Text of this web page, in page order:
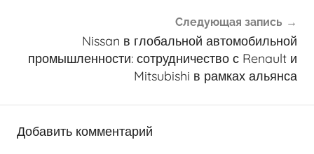
Следующая запись
Nissan в глобальной автомобильной
промышленности: сотрудничество с Renault и
Mitsubishi в рамках альянса
Добавить комментарий